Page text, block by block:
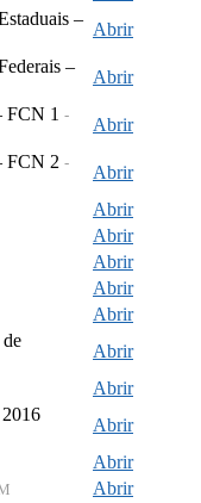
–
Abrir
–
Abrir
FCN 1 -
Abrir
FCN 2 -
Abrir
Abrir
Abrir
Abrir
Abrir
Abrir
Abrir
Abrir
Abrir
Abrir
Abrir